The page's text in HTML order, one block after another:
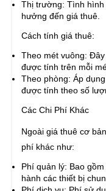
Thị trường: Tình
hưởng đến giá thuê.
Cách tính giá thuê:
Theo mét vuông:
được tính trên mỗi
Theo phòng: Áp
được tính theo số
Các Chi Phí Khác
Ngoài giá thuê cơ
phí khác như:
Phí quản lý: Bao
hành các thiết bị